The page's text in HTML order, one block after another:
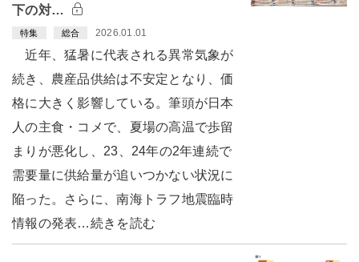
下の対…
特集 総合 2026.01.01
近年、猛暑に代表される異常気象が
続き、農産品供給は不安定となり、価
格に大きく影響している。筆頭が日本
人の主食・コメで、夏場の高温で歩留
まりが悪化し、23、24年の2年連続で
需要量に供給量が追いつかない状況に
陥った。さらに、南海トラフ地震臨時
情報の発表…続きを読む